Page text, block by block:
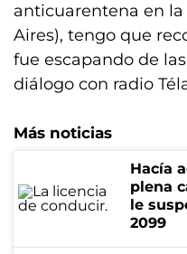
anticuarentena en
Aires), tengo que
fue escapando de
diálogo con radio
Más noticias
Hacía
plena
le
2099